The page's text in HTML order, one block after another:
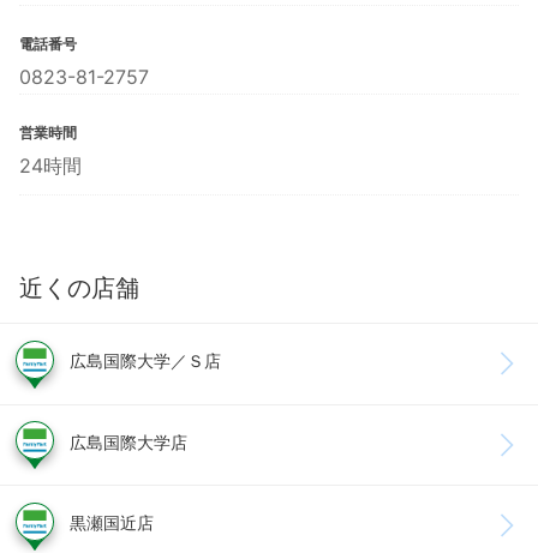
電話番号
0823-81-2757
営業時間
24時間
近くの店舗
広島国際大学／Ｓ店
広島国際大学店
黒瀬国近店